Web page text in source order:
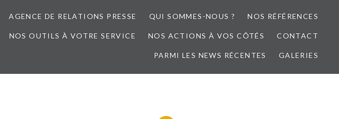
AGENCE DE RELATIONS PRESSE QUI SOMMES-NOUS ? NOS RÉFÉRENCES
NOS OUTILS À VOTRE SERVICE NOS ACTIONS À VOS CÔTÉS CONTACT
PARMI LES NEWS RÉCENTES GALERIES